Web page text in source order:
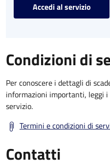
Accedi al servizio
Condizioni di
Per conoscere i dettagli di
informazioni importanti, leggi
servizio.
Termini e condizioni di
Contatti